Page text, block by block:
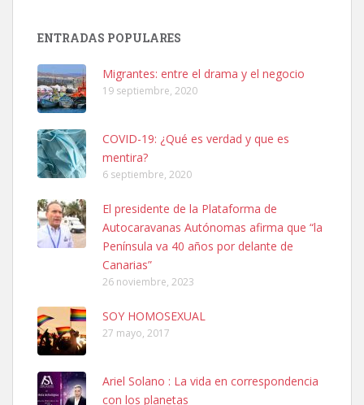
Leales.org » Gran Canaria
SHIBA PERDIDO AVDA JOSE MESA Y LOPEZ
PERRO MACHO RAZA SHIBA CON MICROCHIP PERDIDO HOY
06/07/2025 ZONA MESA Y LOPEZ. ES MUY ASUSTADIZO
Leales.org » Gran Canaria
6.7.2025
Ninfa perdida
ENTRADAS POPULARES
Migrantes: entre el drama y el negocio
19 septiembre, 2020
COVID-19: ¿Qué es verdad y que es
mentira?
6 septiembre, 2020
El presidente de la Plataforma de
Autocaravanas Autónomas afirma que “la
Península va 40 años por delante de
Canarias”
26 noviembre, 2023
SOY HOMOSEXUAL
27 mayo, 2017
Ariel Solano : La vida en correspondencia
con los planetas